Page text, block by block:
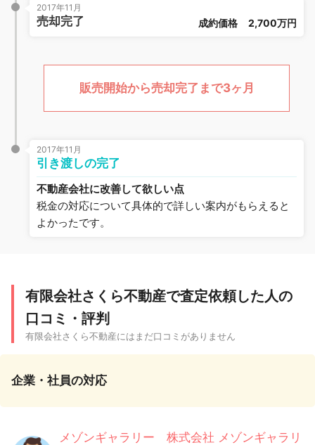
2017年11月
売却完了 成約価格 2,700万円
販売開始から売却完了まで3ヶ月
2017年11月
引き渡しの完了
不動産会社に改善して欲しい点
税金の対応について具体的で詳しい案内がもらえると
よかったです。
有限会社さくら不動産で査定依頼した人の
口コミ・評判
有限会社さくら不動産にはまだ口コミがありません
企業・社員の対応
メゾンギャラリー 株式会社 メゾンギャラリ